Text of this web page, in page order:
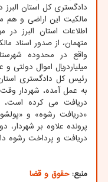
دادگستری کل استان
مالکیت این اراضی و هم
اطلاعات استان البرز در
واقع در محدوده
میلیاردریال اموال
رئیس کل دادگستری استان
به عمل آمده، شهردار وقت
دریافت می کرده است،
«دریافت رشوه» و
پرونده علاوه بر شهردار،
دریافت و پرداخت رشوه
منبع:حقوق و قضا